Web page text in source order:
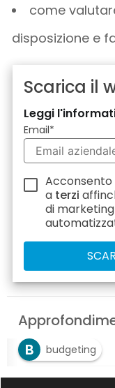
come
disposizione e
Scarica il
Leggi
Email*
Acconsento
a terzi
di
B
budgeting
C controllo di